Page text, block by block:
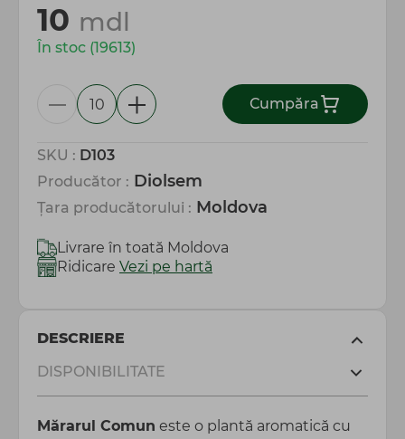
SKU : D103
Producător : Diolsem
Țara producătorului : Moldova
10 mdl
În stoc (19613)
Сumpăra
Livrare în toată Moldova
Ridicare Vezi pe hartă
DESCRIERE
DISPONIBILITATE
Mărarul Comun este o plantă aromatică cu